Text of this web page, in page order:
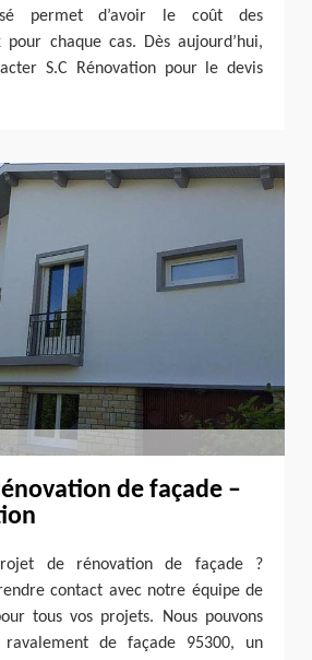
permet d’avoir le coût des
chaque cas. Dès aujourd’hui,
S.C Rénovation pour le devis
de façade –
de rénovation de façade ?
contact avec notre équipe de
tous vos projets. Nous pouvons
de façade 95300, un